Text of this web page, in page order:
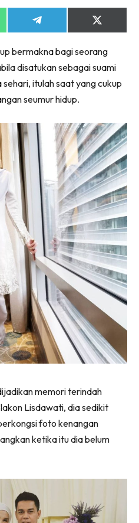
Share
on
Share
on
(Twitter)
bermakna bagi seorang
disatukan sebagai suami
itulah saat yang cukup
seumur hidup.
memori terindah
Lisdawati, dia sedikit
foto kenangan
ketika itu dia belum